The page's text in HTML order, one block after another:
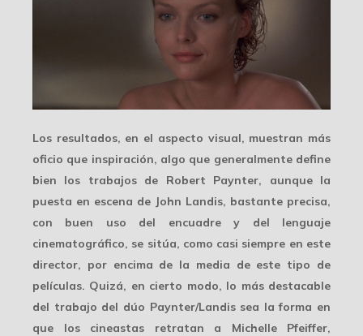
Los resultados, en el aspecto visual, muestran más
oficio que inspiración, algo que generalmente define
bien los trabajos de Robert Paynter, aunque la
puesta en escena de John Landis, bastante precisa,
con buen uso del encuadre y del lenguaje
cinematográfico, se sitúa, como casi siempre en este
director, por encima de la media de este tipo de
películas. Quizá, en cierto modo, lo más destacable
del trabajo del dúo Paynter/Landis sea la forma en
que los cineastas retratan a Michelle Pfeiffer,